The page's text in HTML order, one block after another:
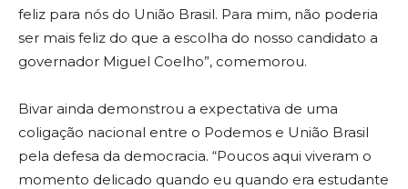
feliz para nós do União Brasil. Para mim, não poderia
ser mais feliz do que a escolha do nosso candidato a
governador Miguel Coelho”, comemorou.
Bivar ainda demonstrou a expectativa de uma
coligação nacional entre o Podemos e União Brasil
pela defesa da democracia. “Poucos aqui viveram o
momento delicado quando eu quando era estudante